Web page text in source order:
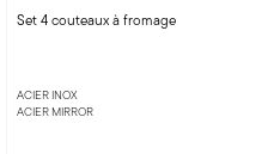
Set 4 couteaux à fromage
ACIER INOX
ACIER MIRROR